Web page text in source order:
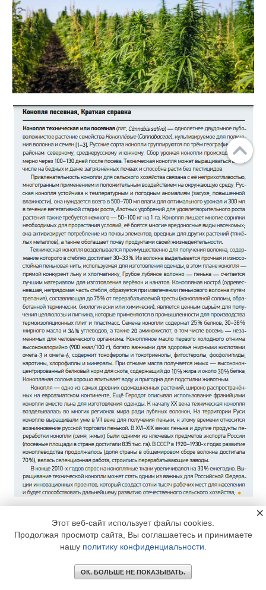
на различных стадиях сбора. То есть мы говорим о том, что
разработка оборудования и технологий требует кооперации
и подготовки кадров. В нашей сфере на сегодняшний
момент критически мало специалистов, количество которых
не удовлетворяет потребности нашей страны, особенно
Этот веб-сайт использует файлы cookies.
Продолжая просмотр сайта, Вы соглашаетесь и принимаете
нашу политику конфиденциальности
ОК. БОЛЬШЕ НЕ ПОКАЗЫВАТЬ.
×